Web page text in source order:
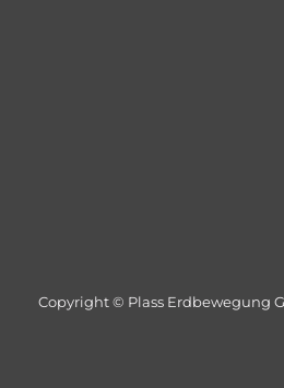
Copyright © Plass Erdbewegung